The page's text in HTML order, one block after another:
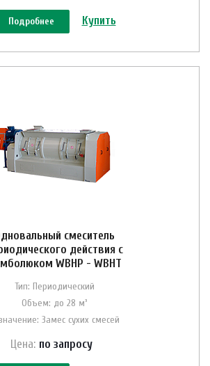
Подробнее Купить
смеситель
действия с
WBHP - WBHT
Тип: Периодический
Объем: до 28 м³
Замес сухих смесей
Цена: по запросу